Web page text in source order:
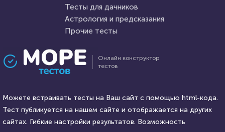
Awdienko HTML - код
Проходили 2297 раз
Игра Mortal Kombat
Онлайн конструктор
тестов
Можете встраивать тесты на Ваш сайт с помощью html-кода.
Тест публикуется на нашем сайте и отображается на других
сайтах. Гибкие настройки результатов. Возможность
Тесты для дачников
Астрология и предсказания
Прочие тесты